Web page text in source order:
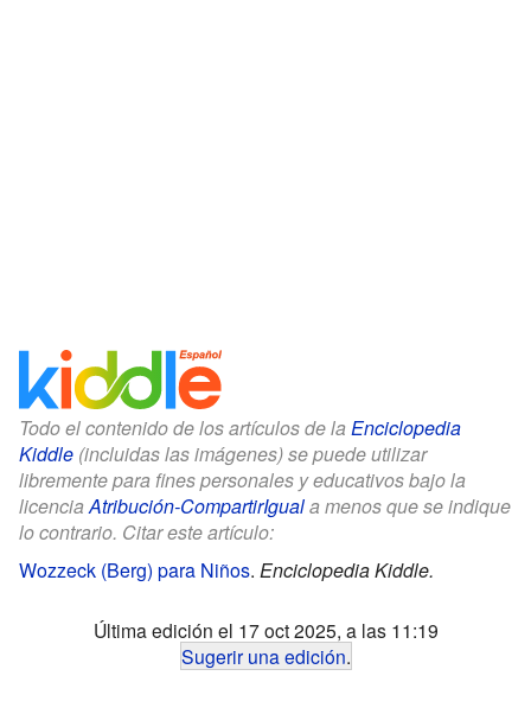
Todo el contenido de los artículos de la Enciclopedia
Kiddle (incluidas las imágenes) se puede utilizar
libremente para fines personales y educativos bajo la
licenciaAtribución-CompartirIguala menos que se indique
lo contrario. Citar este artículo:
Wozzeck (Berg) para Niños. Enciclopedia Kiddle.
Última edición el 17 oct 2025, a las 11:19
Sugerir una edición.